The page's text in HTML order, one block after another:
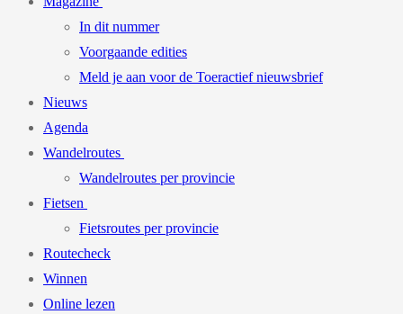
In dit nummer
Voorgaande edities
Meld je aan voor de Toeractief nieuwsbrief
Nieuws
Agenda
Wandelroutes
Wandelroutes per provincie
Fietsen
Fietsroutes per provincie
Routecheck
Winnen
Online lezen